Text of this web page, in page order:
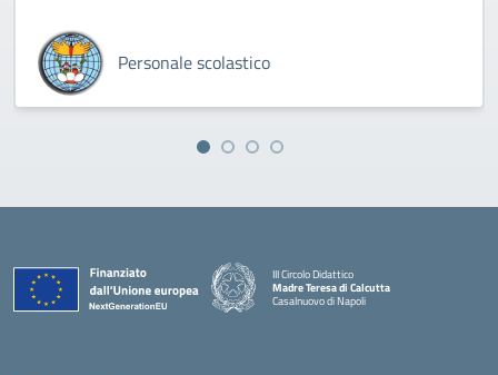
Personale scolastico
III Circolo Didattico
Madre Teresa di Calcutta
Casalnuovo di Napoli
— Visita la pagina iniziale della scuola